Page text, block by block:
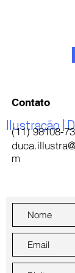
Ilustração |
Contato
(11) 98108-
m